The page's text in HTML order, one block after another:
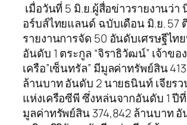
เมื่อวันที่ 5 มิ.ย.ผู้สื่อข่าวรายงานว่า
อร์บส์ไทยแลนด์ ฉบับเดือน มิ.ย. 57
รายงานการจัด 50 อันดับเศรษฐีไท
อันดับ 1 ตระกูล “จิราธิวัฒน์” เจ้าข
เครือ”เซ็นทรัล” มีมูลค่าทรัพย์สิน
ล้านบาท อันดับ 2 นายธนินท์ เจียรว
แห่งเครือซีพี ซึ่งหล่นจากอันดับ 1 ปี
มูลค่าทรัพย์สิน 374,842 ล้านบาท อั